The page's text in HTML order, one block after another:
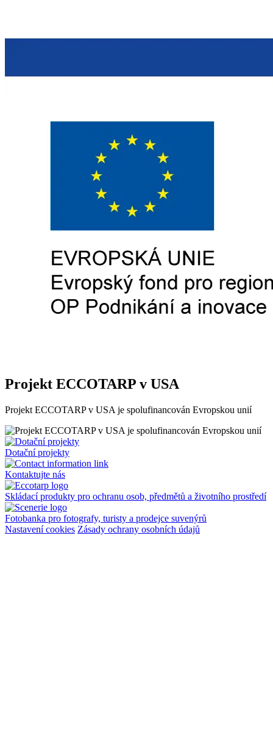
Projekt ECCOTARP v USA
Projekt ECCOTARP v USA je spolufinancován Evropskou unií
Dotační projekty
Kontaktujte nás
Skládací produkty pro ochranu osob, předmětů a životního prostředí
Fotobanka pro fotografy, turisty a prodejce suvenýrů
Nastavení cookies Zásady ochrany osobních údajů